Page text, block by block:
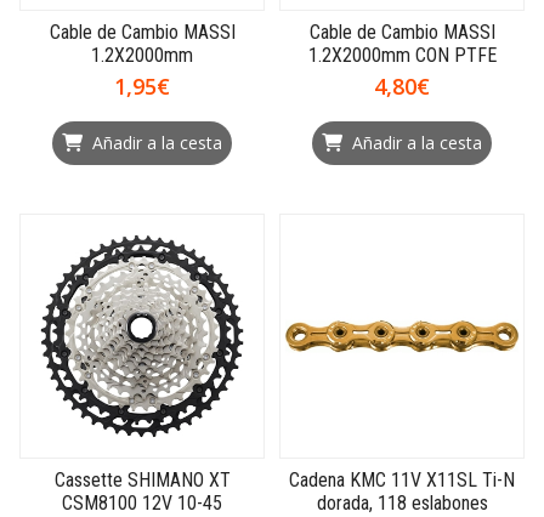
Cable de Cambio MASSI
1.2X2000mm
1,95€
Añadir a la cesta
Cable de Cambio MASSI
1.2X2000mm CON PTFE
4,80€
Añadir a la cesta
Cassette SHIMANO XT
CSM8100 12V 10-45
Cadena KMC 11V X11SL Ti-N
dorada, 118 eslabones